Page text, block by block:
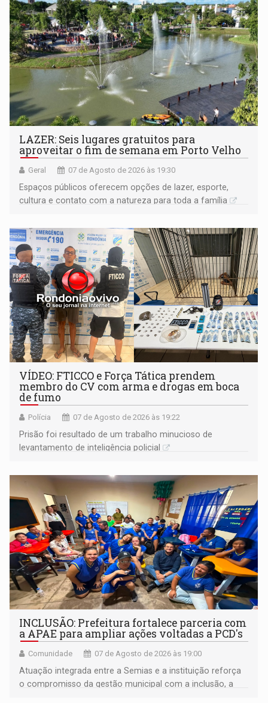
LAZER: Seis lugares gratuitos para
aproveitar o fim de semana em Porto Velho
Geral 07 de Agosto de 2026 às 19:30
Espaços públicos oferecem opções de lazer, esporte,
cultura e contato com a natureza para toda a família
VÍDEO: FTICCO e Força Tática prendem
membro do CV com arma e drogas em boca
de fumo
Polícia 07 de Agosto de 2026 às 19:22
Prisão foi resultado de um trabalho minucioso de
levantamento de inteligência policial
INCLUSÃO: Prefeitura fortalece parceria com
a APAE para ampliar ações voltadas a PCD's
Comunidade 07 de Agosto de 2026 às 19:00
Atuação integrada entre a Semias e a instituição reforça
o compromisso da gestão municipal com a inclusão, a